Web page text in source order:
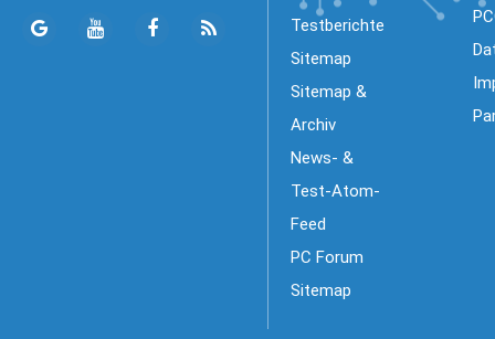
Testberichte
Sitemap
Sitemap &
Archiv
News- &
Test-Atom-
Feed
PC Forum
Sitemap